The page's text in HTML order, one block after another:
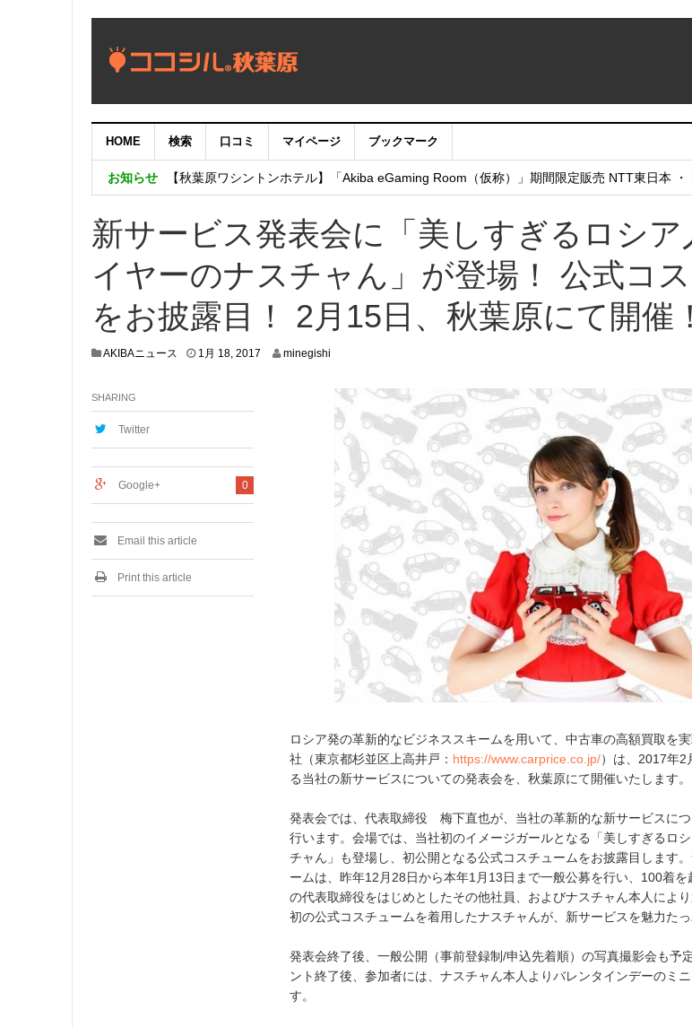
HOME 検索 口コミ マイページ ブックマーク
お知らせ
【重要：9月5日（火）22時】ココシル：アカウントサービス移行のお知らせ
【秋葉原ワシントンホテル】「Akiba eGaming Room（仮称）」期間限定販売 NTT東日本
新サービス発表会に「美しすぎるロシア
イヤーのナスチャん」が登場！ 公式コ
をお披露目！ 2月15日、秋葉原にて開催！
AKIBAニュース 1月 18, 2017 minegishi
ロシア発の革新的なビジネススキームを用いて、中古車の高額買取を
社（東京都杉並区上高井戸： https://www.carprice.co.jp/）は、2017年2
る当社の新サービスについての発表会を、秋葉原にて開催いたします。
発表会では、代表取締役 梅下直也が、当社の革新的な新サービスに
行います。会場では、当社初のイメージガールとなる「美しすぎるロ
チャん」も登場し、初公開となる公式コスチュームをお披露目します
ームは、昨年12月28日から本年1月13日まで一般公募を行い、100着
の代表取締役をはじめとしたその他社員、およびナスチャん本人によ
初の公式コスチュームを着用したナスチャんが、新サービスを魅力たっ
発表会終了後、一般公開（事前登録制/申込先着順）の写真撮影会も予
ント終了後、参加者には、ナスチャん本人よりバレンタインデーのミ
す。
SHARING
Twitter
0
Google+
Email this article
Print this article